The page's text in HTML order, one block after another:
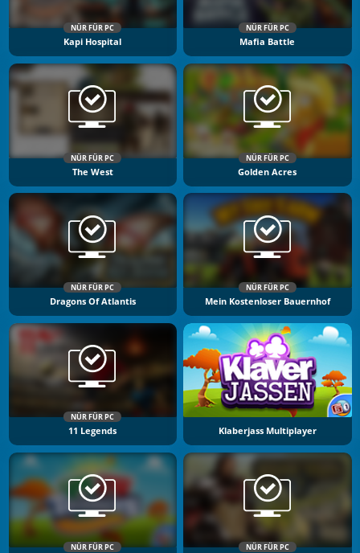
NÜR FÜR PC
Kapi Hospital
NÜR FÜR PC
Mafia Battle
NÜR FÜR PC
The West
NÜR FÜR PC
Golden Acres
NÜR FÜR PC
Dragons Of Atlantis
NÜR FÜR PC
Mein Kostenloser Bauernhof
NÜR FÜR PC
11 Legends Klaberjass Multiplayer
NÜR FÜR PC NÜR FÜR PC